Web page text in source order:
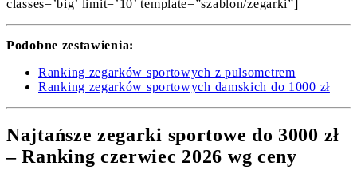
classes=’big’ limit=’10’ template=”szablon/zegarki”]
Podobne zestawienia:
Ranking zegarków sportowych z pulsometrem
Ranking zegarków sportowych damskich do 1000 zł
Najtańsze zegarki sportowe do 3000 zł
– Ranking czerwiec 2026 wg ceny